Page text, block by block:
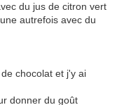
du jus de citron vert
autrefois avec du
chocolat et j'y ai
donner du goût